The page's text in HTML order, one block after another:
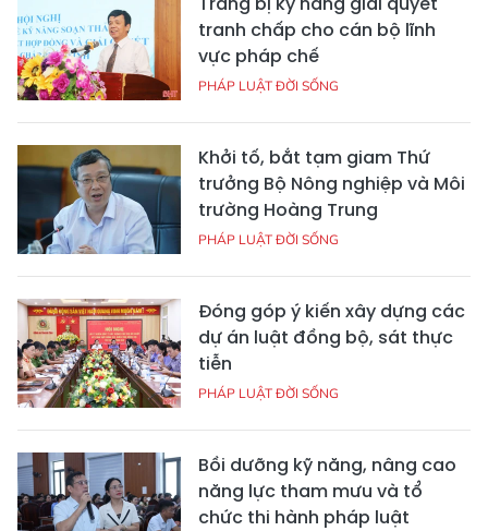
tranh chấp cho cán bộ lĩnh
vực pháp chế
PHÁP LUẬT ĐỜI SỐNG
Khởi tố, bắt tạm giam Thứ
trưởng Bộ Nông nghiệp và Môi
trường Hoàng Trung
PHÁP LUẬT ĐỜI SỐNG
Đóng góp ý kiến xây dựng các
dự án luật đồng bộ, sát thực
tiễn
PHÁP LUẬT ĐỜI SỐNG
Bồi dưỡng kỹ năng, nâng cao
năng lực tham mưu và tổ
chức thi hành pháp luật